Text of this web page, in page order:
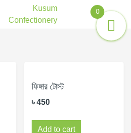
ফিঙ্গার টোস্ট
৳450
Add to cart
0